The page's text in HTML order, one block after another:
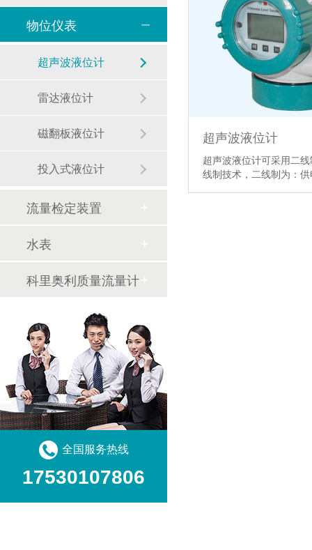
超声波液位计
超声波液位计可采用二
线制技术，二线制为：
物位仪表
超声波液位计
雷达液位计
磁翻板液位计
投入式液位计
流量检定装置
水表
科里奥利质量流量计
全国服务热线
17530107806